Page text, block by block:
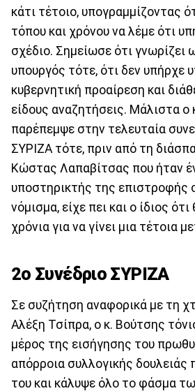
κάτι τέτοιο, υπογραμμίζοντας
τόπου και χρόνου να λέμε ότι
σχέδιο. Σημείωσε ότι γνωρίζει
υπουργός τότε, ότι δεν υπήρχε
κυβερνητική προαίρεση και
είδους αναζητήσεις. Μάλιστα ο
παρέπεμψε στην τελευταία
ΣΥΡΙΖΑ τότε, πριν από τη
Κώστας Λαπαβίτσας που ήταν
υποστηρικτής της επιστροφής
νόμισμα, είχε πει και ο ίδιος
χρόνια για να γίνει μια τέτοια
2ο Συνέδριο ΣΥΡΙΖΑ
Σε συζήτηση αναφορικά με τη
Αλέξη Τσίπρα, ο κ. Βούτσης
μέρος της εισήγησης του
απόρροια συλλογικής δουλειάς
του και κάλυψε όλο το φάσμα